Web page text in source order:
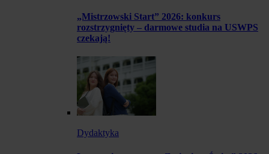
„Mistrzowski Start” 2026: konkurs
rozstrzygnięty – darmowe studia na USWPS
czekają!
Dydaktyka